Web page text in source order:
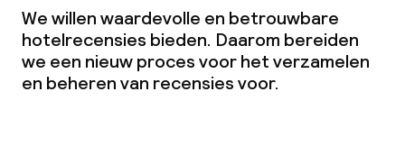
We willen waardevolle en betrouwbare
hotelrecensies bieden. Daarom bereiden
we een nieuw proces voor het verzamelen
en beheren van recensies voor.